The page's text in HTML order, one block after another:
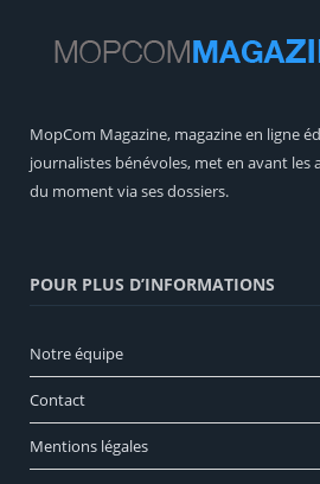
MopCom Magazine, magazine en ligne
journalistes bénévoles, met en avant les
du moment via ses dossiers.
POUR PLUS D’INFORMATIONS
Notre équipe
Contact
Mentions légales